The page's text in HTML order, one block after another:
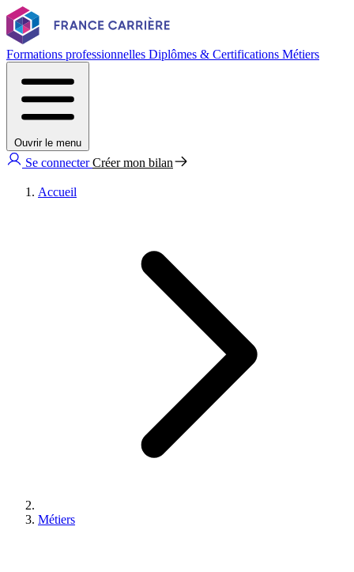
Formations professionnelles Diplômes & Certifications Métiers
Ouvrir le menu
Se connecterCréer mon bilan
Accueil
Métiers